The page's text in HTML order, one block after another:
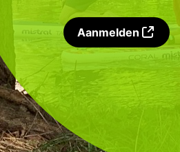
Aanmelden